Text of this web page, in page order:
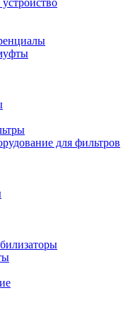
для фильтров